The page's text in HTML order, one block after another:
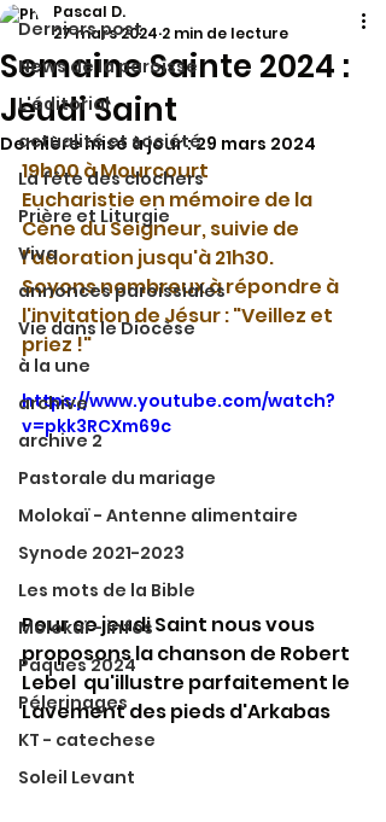
Derniers post
News de la paroisse
L'éditorial
actualité et société
La fête des clochers
Prière et Liturgie
Viva
annonces paroissiales
Vie dans le Diocèse
à la une
archive
archive 2
Pastorale du mariage
Molokaï - Antenne alimentaire
Synode 2021-2023
Les mots de la Bible
Molokaï - infos
Paques 2024
Pélerinages
KT - catechese
Soleil Levant
Semaine Sainte 2024 :
Jeudi Saint
Pascal D.
27 mars 2024 2 min de lecture
Dernière mise à jour :29 mars 2024
19h00 à Mourcourt
Eucharistie en mémoire de la
Cène du Seigneur, suivie de
l'adoration jusqu'à 21h30.
Soyons nombreux à répondre à
l'invitation de Jésur : "Veillez et
priez !"
https://www.youtube.com/watch?
v=pkk3RCXm69c
Pour ce jeudi Saint nous vous
proposons la chanson de Robert
Lebel  qu'illustre parfaitement le
Lavement des pieds d'Arkabas